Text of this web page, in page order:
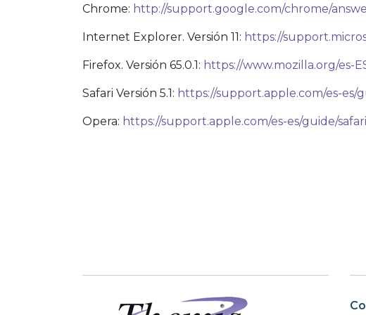
Chrome: http://support.google.com/chrome/
Internet Explorer. Versión 11: https://
Firefox. Versión 65.0.1: https://www.mozilla.org/es-
Safari Versión 5.1: https://support.apple.com/es-es/
Opera: https://support.apple.com/es-es/guide/